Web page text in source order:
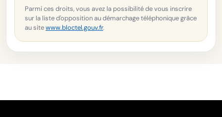
Parmi ces droits, vous avez la possibilité de vous inscrire
sur la liste d'opposition au démarchage téléphonique grâce
au sitewww.bloctel.gouv.fr.